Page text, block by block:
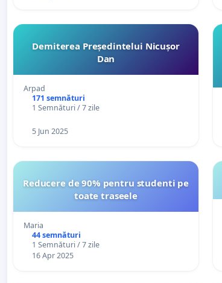
Demiterea Președintelui Nicușor
Dan
Arpad
171 semnături
1 Semnături / 7 zile
5 Jun 2025
Reducere de 90% pentru studenti pe
toate traseele
Maria
44 semnături
1 Semnături / 7 zile
16 Apr 2025